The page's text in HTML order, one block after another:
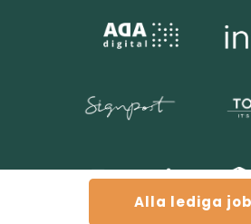
Alla lediga